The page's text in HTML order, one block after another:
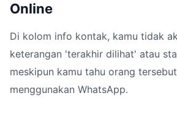
Online
Di kolom info kontak, kamu tidak
keterangan 'terakhir dilihat' atau
meskipun kamu tahu orang
menggunakan WhatsApp.